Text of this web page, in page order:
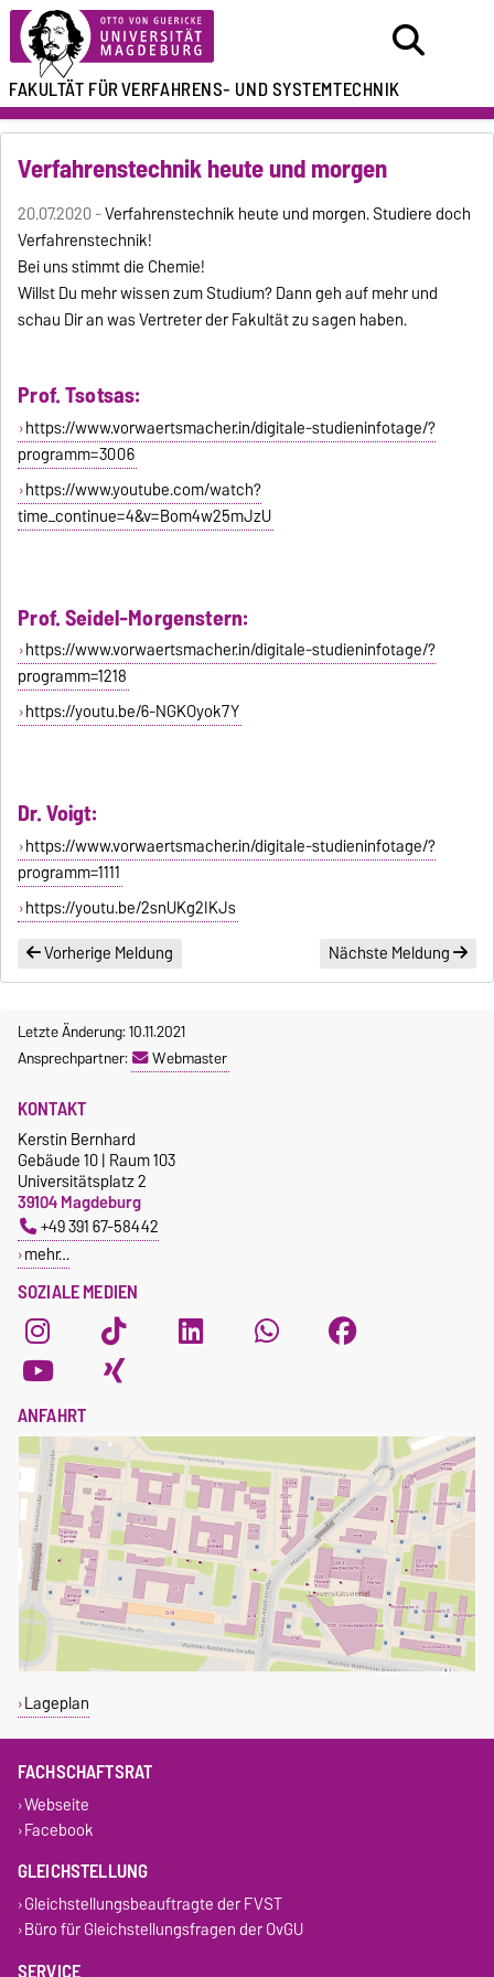
FAKULTÄT FÜRVERFAHRENS- UND SYSTEMTECHNIK
Verfahrenstechnik heute und morgen
20.07.2020 -Verfahrenstechnik heute und morgen. Studiere doch
Verfahrenstechnik!
Bei uns stimmt die Chemie!
Willst Du mehr wissen zum Studium? Dann geh auf mehr und
schau Dir an was Vertreter der Fakultät zu sagen haben.
Prof. Tsotsas:
https://www.vorwaertsmacher.in/digitale-studieninfotage/?
programm=3006
https://www.youtube.com/watch?
time_continue=4&v=Bom4w25mJzU
Prof. Seidel-Morgenstern:
https://www.vorwaertsmacher.in/digitale-studieninfotage/?
programm=1218
https://youtu.be/6-NGKOyok7Y
Dr. Voigt:
https://www.vorwaertsmacher.in/digitale-studieninfotage/?
programm=1111
https://youtu.be/2snUKg2IKJs
Vorherige Meldung
Nächste Meldung
Letzte Änderung: 10.11.2021
Ansprechpartner:
Webmaster
SOZIALE MEDIEN
KONTAKT
Kerstin Bernhard
Gebäude 10 | Raum 103
Universitätsplatz 2
39104 Magdeburg
+49 391 67-58442
mehr…
ANFAHRT
Lageplan
FACHSCHAFTSRAT
Webseite
Facebook
GLEICHSTELLUNG
Gleichstellungsbeauftragte der FVST
Büro für Gleichstellungsfragen der OvGU